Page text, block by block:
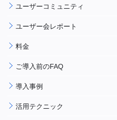
ユーザーコミュニティ
ユーザー会レポート
料金
ご導入前のFAQ
導入事例
活用テクニック